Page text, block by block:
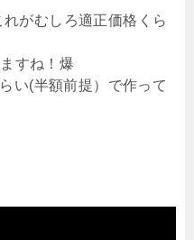
がむしろ適正価格くら
すね！爆
い(半額前提）で作って